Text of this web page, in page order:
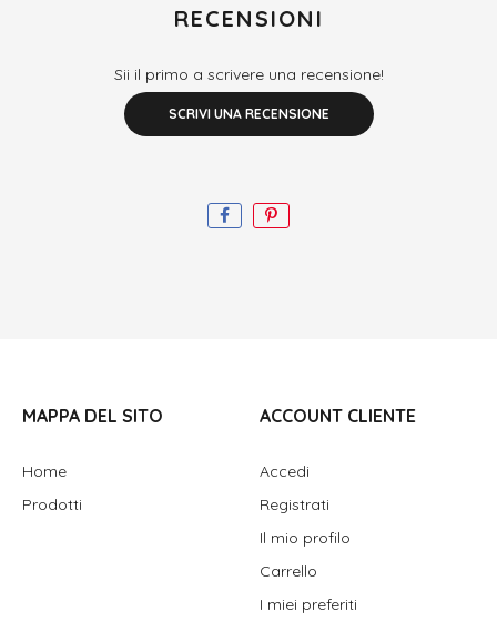
RECENSIONI
Sii il primo a scrivere una recensione!
SCRIVI UNA RECENSIONE
MAPPA DEL SITO
Home
Prodotti
ACCOUNT CLIENTE
Accedi
Registrati
Il mio profilo
Carrello
I miei preferiti